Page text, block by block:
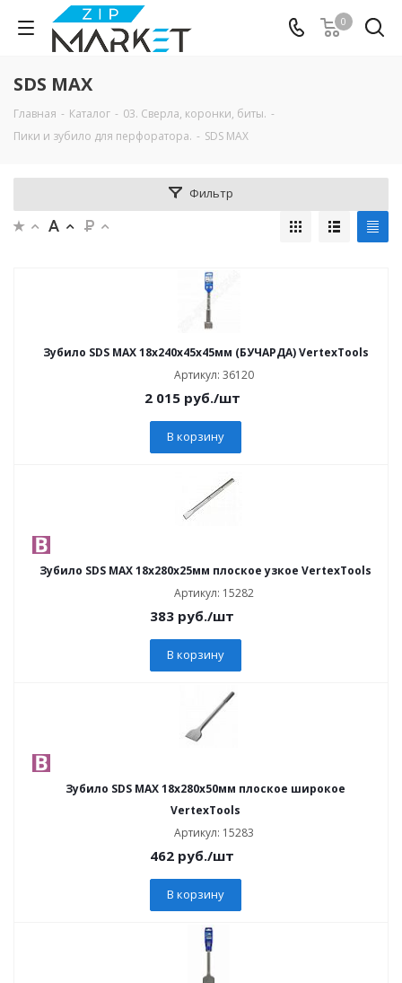
0
SDS MAX
Главная - Каталог - 03. Сверла, коронки, биты. -
Пики и зубило для перфоратора. - SDS MAX
Фильтр
Зубило SDS MAX 18х240х45х45мм (БУЧАРДА) VertexTools
Артикул: 36120
2 015руб./шт
В корзину
Зубило SDS MAX 18х280х25мм плоское узкое VertexTools
Артикул: 15282
383 руб./шт
В корзину
Зубило SDS MAX 18х280х50мм плоское широкое
VertexTools
Артикул: 15283
462 руб./шт
В корзину